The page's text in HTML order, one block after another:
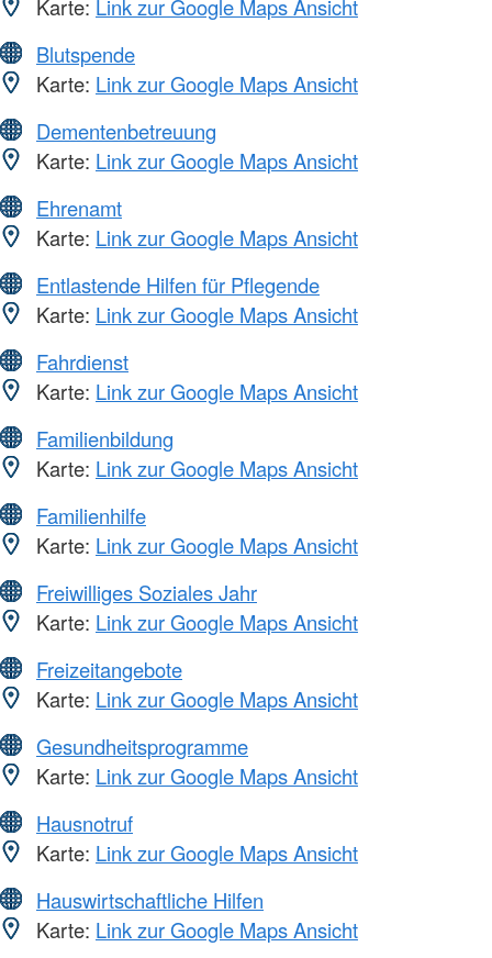
Karte: Link zur Google Maps Ansicht
Blutspende
Karte: Link zur Google Maps Ansicht
Dementenbetreuung
Karte: Link zur Google Maps Ansicht
Ehrenamt
Karte: Link zur Google Maps Ansicht
Entlastende Hilfen für Pflegende
Karte: Link zur Google Maps Ansicht
Fahrdienst
Karte: Link zur Google Maps Ansicht
Familienbildung
Karte: Link zur Google Maps Ansicht
Familienhilfe
Karte: Link zur Google Maps Ansicht
Freiwilliges Soziales Jahr
Karte: Link zur Google Maps Ansicht
Freizeitangebote
Karte: Link zur Google Maps Ansicht
Gesundheitsprogramme
Karte: Link zur Google Maps Ansicht
Hausnotruf
Karte: Link zur Google Maps Ansicht
Hauswirtschaftliche Hilfen
Karte: Link zur Google Maps Ansicht